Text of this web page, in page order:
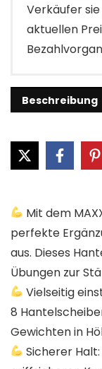
Verkäufer
aktuellen
Beschreibung
Mit dem
perfekte
aus. Dieses
Übungen zur
Vielseitig
8
Gewichten in
Sicherer